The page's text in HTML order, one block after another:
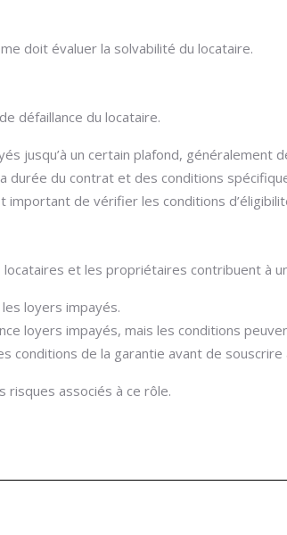
doit évaluer la solvabilité du locataire.
défaillance du locataire.
jusqu’à un certain plafond, généralement
durée du contrat et des conditions
de vérifier les conditions
et les propriétaires contribuent à
loyers impayés.
loyers impayés, mais les conditions
conditions de la garantie avant de
associés à ce rôle.